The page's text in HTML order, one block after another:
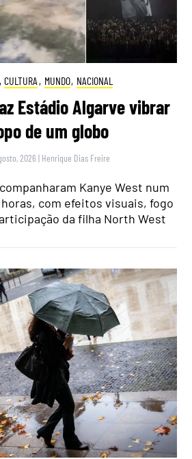
, CULTURA , MUNDO, NACIONAL
Estádio Algarve vibrar
de um globo
2026 | Henrique Dias Freire
Kanye West num
com efeitos visuais, fogo
da filha North West